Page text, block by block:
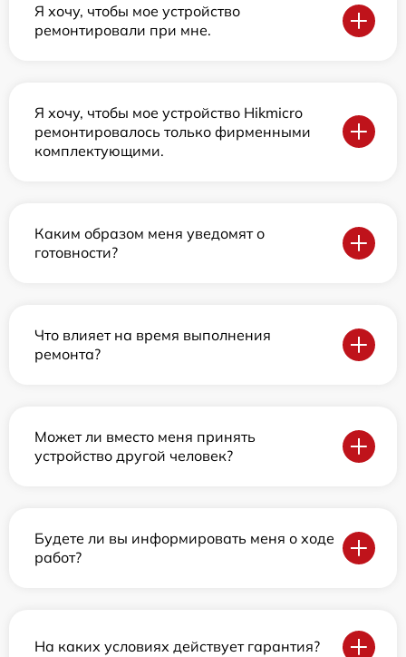
Я хочу, чтобы мое устройство
ремонтировали при мне.
Я хочу, чтобы мое устройство Hikmicro
ремонтировалось только фирменными
комплектующими.
Каким образом меня уведомят о
готовности?
Что влияет на время выполнения
ремонта?
Может ли вместо меня принять
устройство другой человек?
Будете ли вы информировать меня о ходе
работ?
На каких условиях действует гарантия?